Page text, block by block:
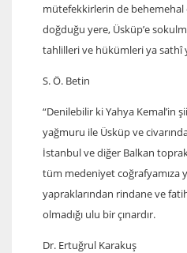
mütefekkirlerin de
doğduğu yere, Üsküp’e
tahlilleri ve hükümleri ya sathî
S. Ö. Betin
“Denilebilir ki Yahya Kemal’in
yağmuru ile Üsküp ve
İstanbul ve diğer Balkan
tüm medeniyet coğrafyamıza
yapraklarından rindane ve
olmadığı ulu bir çınardır.
Dr. Ertuğrul Karakuş